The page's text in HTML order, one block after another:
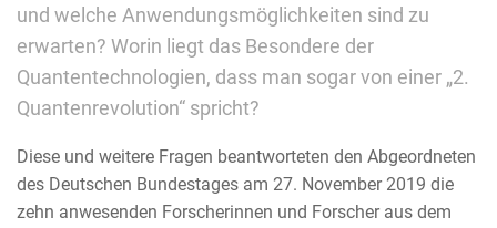
und welche Anwendungsmöglichkeiten sind zu
erwarten? Worin liegt das Besondere der
Quantentechnologien, dass man sogar von einer „2.
Quantenrevolution“ spricht?
Diese und weitere Fragen beantworteten den Abgeordneten
des Deutschen Bundestages am 27. November 2019 die
zehn anwesenden Forscherinnen und Forscher aus dem